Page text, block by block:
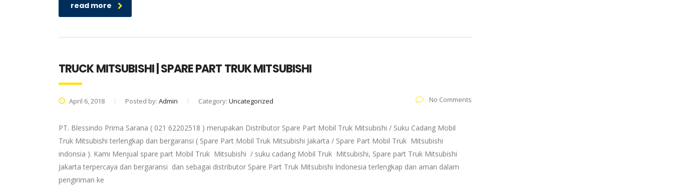
read more
TRUCK MITSUBISHI | SPARE PART TRUK MITSUBISHI
April 6, 2018 Posted by: Admin Category: Uncategorized No Comments
PT. Blessindo Prima Sarana ( 021 62202518 ) merupakan Distributor Spare Part Mobil Truk Mitsubishi / Suku Cadang Mobil
Truk Mitsubishi terlengkap dan bergaransi ( Spare Part Mobil Truk Mitsubishi Jakarta / Spare Part Mobil Truk Mitsubishi
indonsia ). Kami Menjual spare part Mobil Truk Mitsubishi / suku cadang Mobil Truk Mitsubishi, Spare part Truk Mitsubishi
Jakarta terpercaya dan bergaransi dan sebagai distributor Spare Part Truk Mitsubishi Indonesia terlengkap dan aman dalam
pengiriman ke